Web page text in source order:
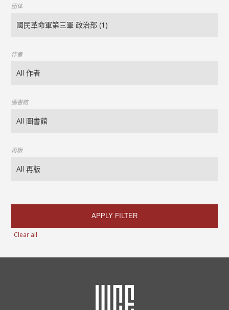
团体
作者
圖書館
再版
APPLY FILTER
Clear all